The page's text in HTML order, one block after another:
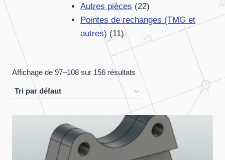
Affichage de 97–108 sur 156 résultats
produits
Autres pièces 2222
produits
Pointes de rechanges (TMG et
autres)
1111
produits